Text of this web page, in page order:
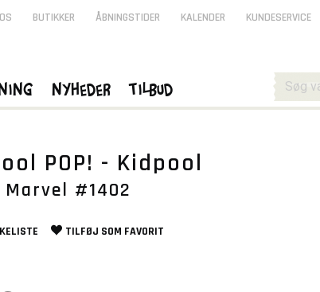
POP! - Kidpool
Marvel #1402
TILFØJ SOM FAVORIT
BUTIKKER ÅBNINGSTIDER KALENDER KUNDESERVICE
Nyheder Tilbud